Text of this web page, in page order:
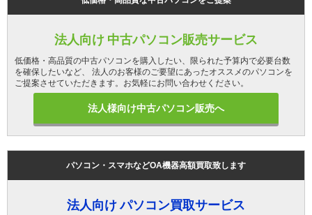
法人向け 中古パソコン販売サービス
低価格・高品質の中古パソコンを購入したい、限られた予算内で必要台数
を確保したいなど、 法人のお客様のご要望にあったオススメのパソコンを
ご提案させていただきます。お気軽にお問い合わせください。
法人様向け中古パソコン販売へ
パソコン・スマホなどOA機器高額買取致します
法人向け パソコン買取サービス